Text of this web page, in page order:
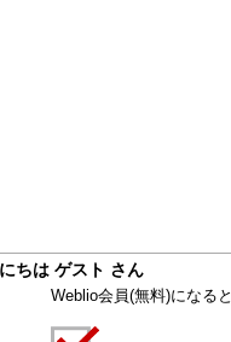
ちは ゲスト さん
Weblio会員(無料)になると